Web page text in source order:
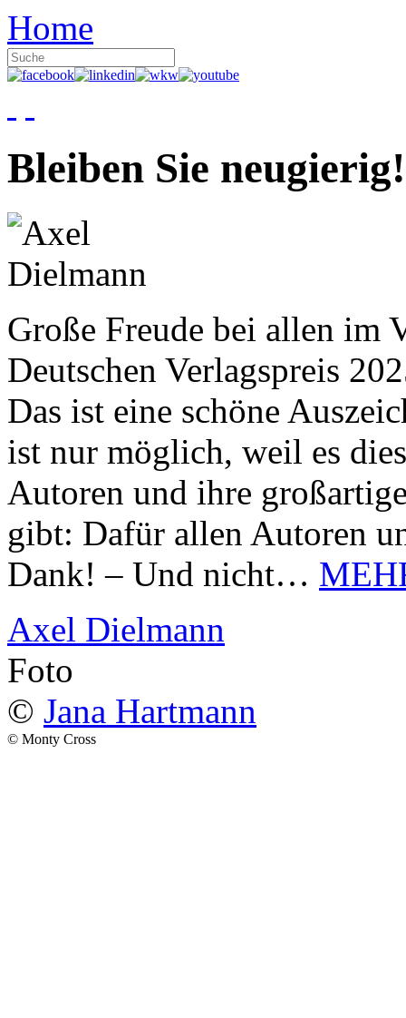
Home
Bleiben Sie neugierig!
Große Freude bei allen im
Deutschen Verlagspreis
Das ist eine schöne
ist nur möglich, weil es
Autoren und ihre
gibt: Dafür allen Autoren
Dank! – Und nicht…
Axel Dielmann
Foto
© Jana Hartmann
© Monty Cross